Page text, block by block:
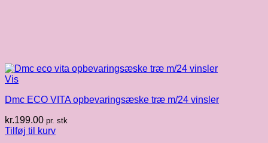
Vis
Dmc ECO VITA opbevaringsæske træ m/24 vinsler
kr.199.00 pr. stk
Tilføj til kurv